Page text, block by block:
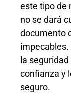
este tipo de
no se dará
documento
impecables.
la
confianza y
seguro.